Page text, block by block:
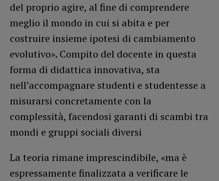
del proprio agire, al fine di comprendere
meglio il mondo in cui si abita e per
costruire insieme ipotesi di cambiamento
evolutivo». Compito del docente in questa
forma di didattica innovativa, sta
nell’accompagnare studenti e studentesse a
misurarsi concretamente con la
complessità, facendosi garanti di scambi tra
mondi e gruppi sociali diversi
La teoria rimane imprescindibile, «ma è
espressamente finalizzata a verificare le